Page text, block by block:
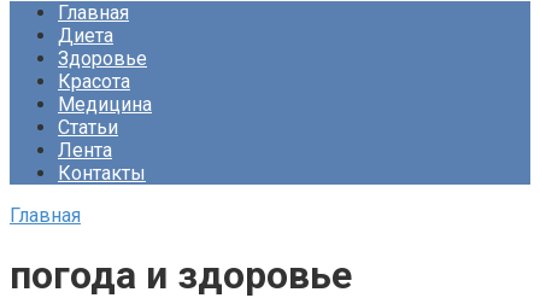
Главная
Диета
Здоровье
Красота
Медицина
Статьи
Лента
Контакты
Главная
погода и здоровье